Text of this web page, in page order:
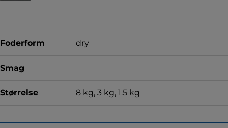
Foderform dry
Smag
Størrelse 8 kg, 3 kg, 1.5 kg